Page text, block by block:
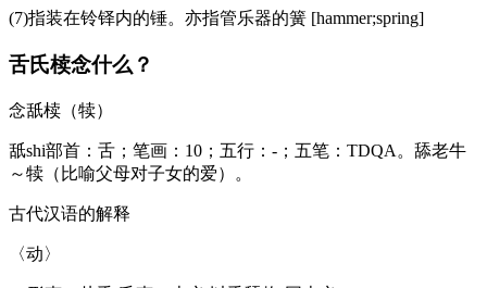
(7)指装在铃铎内的锤。亦指管乐器的簧 [hammer;spring]
舌氏椟念什么？
念舐椟（犊）
舐shi部首：舌；笔画：10；五行：-；五笔：TDQA。舔老牛
～犊（比喻父母对子女的爱）。
古代汉语的解释
〈动〉